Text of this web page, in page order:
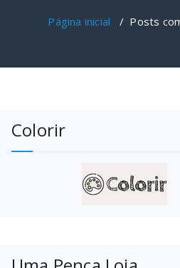
Página inicial / Posts
Colorir